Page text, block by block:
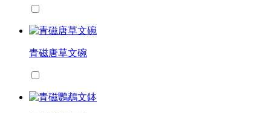
青磁唐草文碗